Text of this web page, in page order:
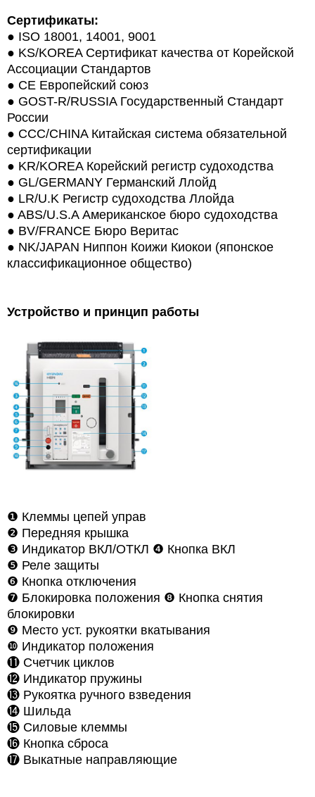
Сертификаты:
● ISO 18001, 14001, 9001
● KS/KOREA Сертификат качества от Корейской
Ассоциации Стандартов
● CE Европейский союз
● GOST-R/RUSSIA Государственный Стандарт
России
● CCC/CHINA Китайская система обязательной
сертификации
● KR/KOREA Корейский регистр судоходства
● GL/GERMANY Германский Ллойд
● LR/U.K Регистр судоходства Ллойда
● ABS/U.S.A Американское бюро судоходства
● BV/FRANCE Бюро Веритас
● NK/JAPAN Ниппон Коижи Киокои (японское
классификационное общество)
Устройство и принцип работы
❶ Клеммы цепей управ
❷ Передняя крышка
❸ Индикатор ВКЛ/ОТКЛ ❹ Кнопка ВКЛ
❺ Реле защиты
❻ Кнопка отключения
❼ Блокировка положения ❽ Кнопка снятия
блокировки
❾ Место уст. рукоятки вкатывания
❿ Индикатор положения
⓫ Счетчик циклов
⓬ Индикатор пружины
⓭ Рукоятка ручного взведения
⓮ Шильда
⓯ Силовые клеммы
⓰ Кнопка сброса
⓱ Выкатные направляющие